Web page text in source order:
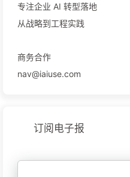
专注企业 AI 转型落地
从战略到工程实践
商务合作
nav@iaiuse.com
订阅电子报